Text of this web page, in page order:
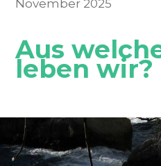
November 2025
Aus
leben wir?